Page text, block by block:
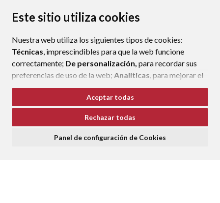
Este sitio utiliza cookies
Nuestra web utiliza los siguientes tipos de cookies:
Técnicas, imprescindibles para que la web funcione
correctamente; De personalización, para recordar sus
preferencias de uso de la web; Analíticas, para mejorar el
funcionamiento de la web y sus servicios.
Si acepta pulsando el botón“Aceptar todas”
consideramos que acepta su uso. Si pulsa el botón
ninguna acción, se guardarán las cookies técnicas
Aceptar todas
Rechazar todas
Panel de configuración de Cookies
PROTECCIÓN DE DATOS
POLÍTICA DE COOKIES